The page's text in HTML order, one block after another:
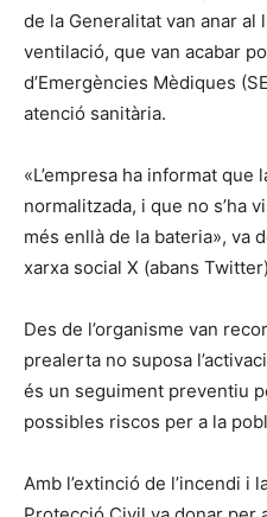
de la Generalitat van anar
ventilació, que van acabar
d’Emergències Mèdiques
atenció sanitària.
«L’empresa ha informat que
normalitzada, i que no s’ha
més enllà de la bateria», va
xarxa social X (abans
Des de l’organisme van
prealerta no suposa
és un seguiment preventiu
possibles riscos per a la
Amb l’extinció de l’incendi i